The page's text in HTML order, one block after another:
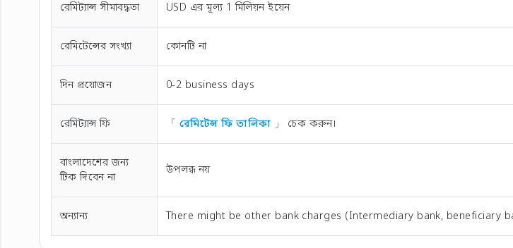
রেমিট্যান্স সীমাবদ্ধতা USD এর মূল্য 1 মিলিয়ন ইয়েন
রেমিটেন্সের সংখ্যা কোনটি না
দিন প্রয়োজন 0-2 business days
রেমিট্যান্স ফি 「 রেমিটেন্স ফি তালিকা 」 চেক করুন।
বাংলাদেশের জন্য
টিক দিবেন না
উপলব্ধ নয়
অন্যান্য There might be other bank charges (Intermediary bank, beneficiary